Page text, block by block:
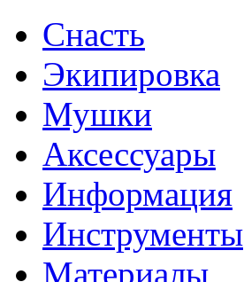
Снасть
Экипировка
Мушки
Аксессуары
Информация
Инструменты
Материалы